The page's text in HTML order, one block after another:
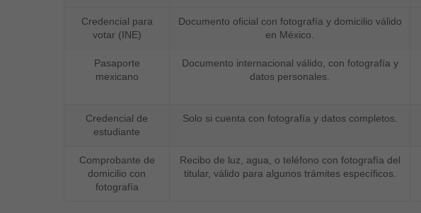
Credencial para
votar (INE)
Documento oficial con fotografía y domicilio válido
en México.
Pasaporte
mexicano
Documento internacional válido, con fotografía y
datos personales.
Credencial de
estudiante
Solo si cuenta con fotografía y datos completos.
Comprobante de
domicilio con
fotografía
Recibo de luz, agua, o teléfono con fotografía del
titular, válido para algunos trámites específicos.